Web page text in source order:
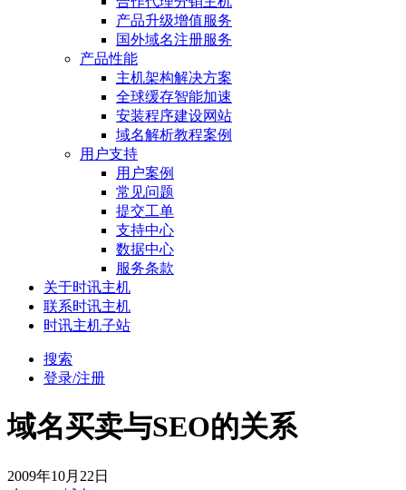
产品升级增值服务
国外域名注册服务
产品性能
主机架构解决方案
全球缓存智能加速
安装程序建设网站
域名解析教程案例
用户支持
用户案例
常见问题
提交工单
支持中心
数据中心
服务条款
关于时讯主机
联系时讯主机
时讯主机子站
搜索
登录/注册
域名买卖与SEO的关系
2009年10月22日